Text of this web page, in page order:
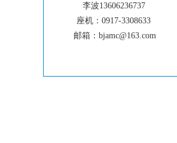
李波13606236737
座机：0917-3308633
邮箱：bjamc@163.com